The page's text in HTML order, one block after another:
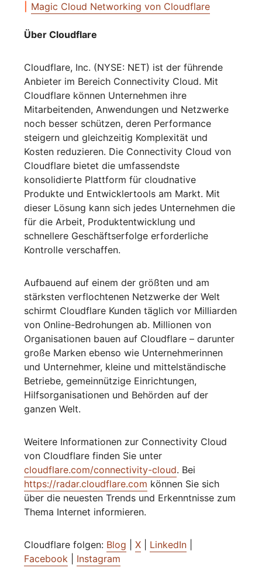
Magic Cloud Networking von Cloudflare
Über Cloudflare
Cloudflare, Inc. (NYSE: NET) ist der führende
Anbieter im Bereich Connectivity Cloud. Mit
Cloudflare können Unternehmen ihre
Mitarbeitenden, Anwendungen und Netzwerke
noch besser schützen, deren Performance
steigern und gleichzeitig Komplexität und
Kosten reduzieren. Die Connectivity Cloud von
Cloudflare bietet die umfassendste
konsolidierte Plattform für cloudnative
Produkte und Entwicklertools am Markt. Mit
dieser Lösung kann sich jedes Unternehmen die
für die Arbeit, Produktentwicklung und
schnellere Geschäftserfolge erforderliche
Kontrolle verschaffen.
Aufbauend auf einem der größten und am
stärksten verflochtenen Netzwerke der Welt
schirmt Cloudflare Kunden täglich vor Milliarden
von Online-Bedrohungen ab. Millionen von
Organisationen bauen auf Cloudflare – darunter
große Marken ebenso wie Unternehmerinnen
und Unternehmer, kleine und mittelständische
Betriebe, gemeinnützige Einrichtungen,
Hilfsorganisationen und Behörden auf der
ganzen Welt.
Weitere Informationen zur Connectivity Cloud
von Cloudflare finden Sie unter
cloudflare.com/connectivity-cloud. Bei
https://radar.cloudflare.com können Sie sich
über die neuesten Trends und Erkenntnisse zum
Thema Internet informieren.
Cloudflare folgen: Blog |X LinkedIn
Facebook
Instagram